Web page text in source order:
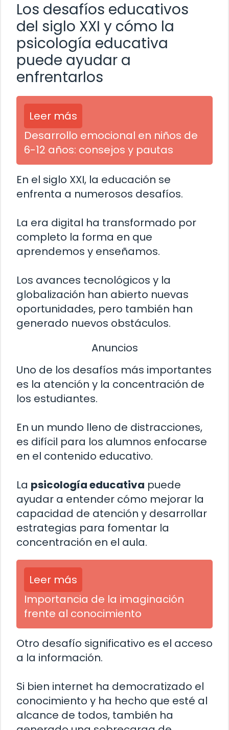
Los desafíos educativos
del siglo XXI y cómo la
psicología educativa
puede ayudar a
enfrentarlos
Leer más
Desarrollo emocional en niños de
6-12 años: consejos y pautas
En el siglo XXI, la educación se
enfrenta a numerosos desafíos.
La era digital ha transformado por
completo la forma en que
aprendemos y enseñamos.
Los avances tecnológicos y la
globalización han abierto nuevas
oportunidades, pero también han
generado nuevos obstáculos.
Anuncios
Uno de los desafíos más importantes
es la atención y la concentración de
los estudiantes.
En un mundo lleno de distracciones,
es difícil para los alumnos enfocarse
en el contenido educativo.
La psicología educativa puede
ayudar a entender cómo mejorar la
capacidad de atención y desarrollar
estrategias para fomentar la
concentración en el aula.
Leer más
Importancia de la imaginación
frente al conocimiento
Otro desafío significativo es el acceso
a la información.
Si bien internet ha democratizado el
conocimiento y ha hecho que esté al
alcance de todos, también ha